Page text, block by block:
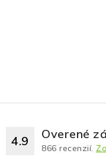
4.9 Overené
866 recenzií.